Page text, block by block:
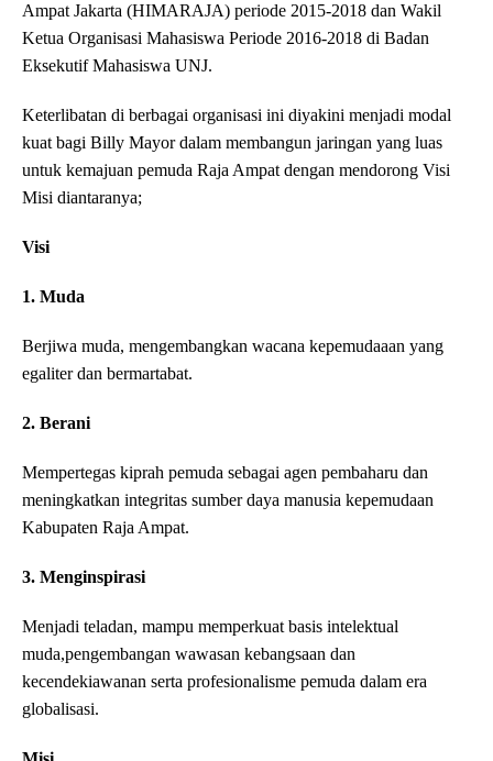
Ampat Jakarta (HIMARAJA) periode 2015-2018 dan Wakil
Ketua Organisasi Mahasiswa Periode 2016-2018 di Badan
Eksekutif Mahasiswa UNJ.
Keterlibatan di berbagai organisasi ini diyakini menjadi modal
kuat bagi Billy Mayor dalam membangun jaringan yang luas
untuk kemajuan pemuda Raja Ampat dengan mendorong Visi
Misi diantaranya;
Visi
1. Muda
Berjiwa muda, mengembangkan wacana kepemudaaan yang
egaliter dan bermartabat.
2. Berani
Mempertegas kiprah pemuda sebagai agen pembaharu dan
meningkatkan integritas sumber daya manusia kepemudaan
Kabupaten Raja Ampat.
3. Menginspirasi
Menjadi teladan, mampu memperkuat basis intelektual
muda,pengembangan wawasan kebangsaan dan
kecendekiawanan serta profesionalisme pemuda dalam era
globalisasi.